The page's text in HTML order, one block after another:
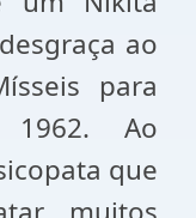
ao
para
1962. Ao
que